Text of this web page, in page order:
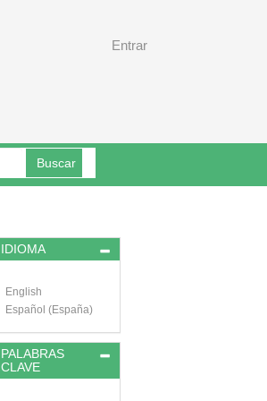
Entrar
Buscar
IDIOMA
English
Español (España)
PALABRAS
CLAVE